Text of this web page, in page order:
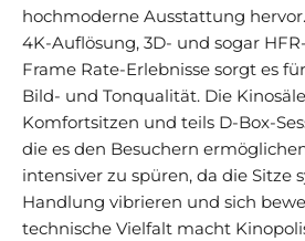
hochmoderne Ausstattung
4K-Auflösung, 3D- und sogar
Frame Rate-Erlebnisse sorgt es
Bild- und Tonqualität. Die
Komfortsitzen und teils D-Box-
die es den Besuchern
intensiver zu spüren, da die Sitze
Handlung vibrieren und sich
technische Vielfalt macht